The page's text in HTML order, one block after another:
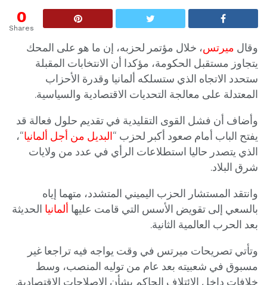
0
Shares
وقال ميرتس، خلال مؤتمر لحزبه، إن ما هو على المحك
يتجاوز مستقبل الحكومة، مؤكدا أن الانتخابات المقبلة
ستحدد الاتجاه الذي ستسلكه ألمانيا وقدرة الأحزاب
المعتدلة على معالجة التحديات الاقتصادية والسياسية.
وأضاف أن فشل القوى التقليدية في تقديم حلول فعالة قد
يفتح الباب أمام صعود أكبر لحزب “البديل من أجل ألمانيا“،
الذي يتصدر حاليا استطلاعات الرأي في عدد من ولايات
شرق البلاد.
وانتقد المستشار الحزب اليميني المتشدد، متهما إياه
بالسعي إلى تقويض الأسس التي قامت عليها ألمانيا الحديثة
بعد الحرب العالمية الثانية.
وتأتي تصريحات ميرتس في وقت يواجه فيه تراجعا غير
مسبوق في شعبيته بعد عام من توليه المنصب، وسط
خلافات داخل الائتلاف الحاكم بشأن الإصلاحات الاقتصادية.